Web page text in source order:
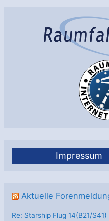
Impressum
Aktuelle
Re: Starship Flug 14(B21/